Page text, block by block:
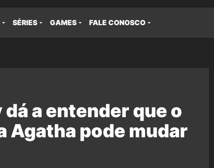
SÉRIES GAMES FALE CONOSCO
a entender que o
Agatha pode mudar